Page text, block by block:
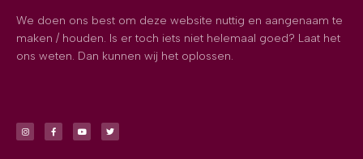
We doen ons best om deze website nuttig en aangenaam te
maken / houden. Is er toch iets niet helemaal goed? Laat het
ons weten. Dan kunnen wij het oplossen.